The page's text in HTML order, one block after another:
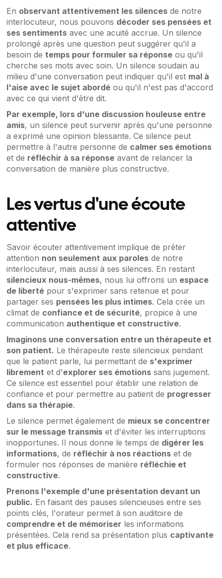
En observant attentivement les silences de notre
interlocuteur, nous pouvons décoder ses pensées et
ses sentiments avec une acuité accrue. Un silence
prolongé après une question peut suggérer qu'il a
besoin detemps pour formuler sa réponse ou qu'il
cherche ses mots avec soin. Un silence soudain au
milieu d'une conversation peut indiquer qu'il est mal à
l'aise avec le sujet abordé ou qu'il n'est pas d'accord
avec ce qui vient d'être dit.
Par exemple, lors d'une discussion houleuse entre
amis, un silence peut survenir après qu'une personne
a exprimé une opinion blessante. Ce silence peut
permettre à l'autre personne de calmer ses émotions
et de réfléchir à sa réponse avant de relancer la
conversation de manière plus constructive.
Les vertus d'une écoute
attentive
Savoir écouter attentivement implique de prêter
attention non seulement aux paroles de notre
interlocuteur, mais aussi à ses silences. En restant
silencieux nous-mêmes, nous lui offrons un espace
de liberté pour s'exprimer sans retenue et pour
partager ses pensées les plus intimes. Cela crée un
climat de confiance et de sécurité, propice à une
communication authentique et constructive.
Imaginons une conversation entre un thérapeute et
son patient. Le thérapeute reste silencieux pendant
que le patient parle, lui permettant de s'exprimer
librement et d'explorer ses émotions sans jugement.
Ce silence est essentiel pour établir une relation de
confiance et pour permettre au patient de progresser
dans sa thérapie.
Le silence permet également de mieux se concentrer
sur le message transmis et d'éviter les interruptions
inopportunes. Il nous donne le temps de digérer les
informations, de réfléchir à nos réactions et de
formuler nos réponses de manière réfléchie et
constructive.
Prenons l'exemple d'une présentation devant un
public. En faisant des pauses silencieuses entre ses
points clés, l'orateur permet à son auditoire de
comprendre et de mémoriser les informations
présentées. Cela rend sa présentation plus captivante
et plus efficace.